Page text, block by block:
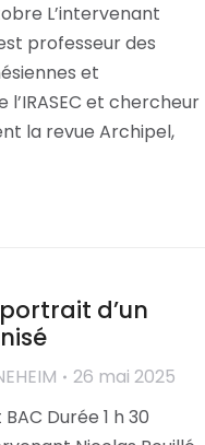
L’intervenant
professeur des
et
et chercheur
la revue Archipel,
d’un
26 mai 2025
Durée 1 h 30